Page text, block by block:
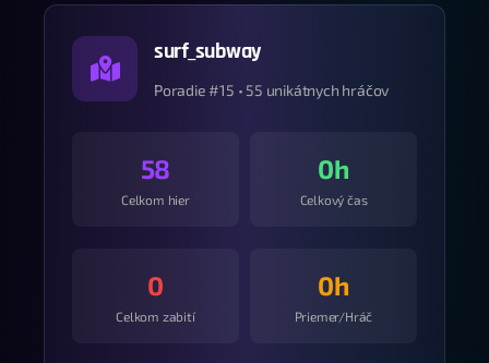
surf_subway
Poradie #15 • 55 unikátnych hráčov
58
Celkom hier
0h
Celkový čas
0
Celkom zabití
0h
Priemer/Hráč